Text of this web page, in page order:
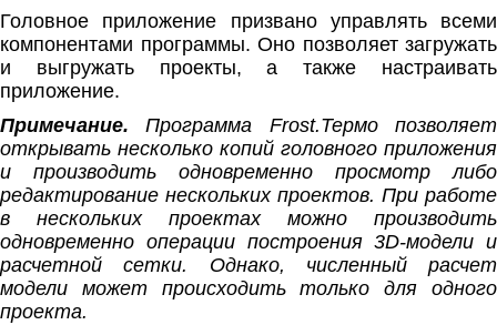
Головное приложение призвано управлять всеми
компонентами программы. Оно позволяет загружать
и выгружать проекты, а также настраивать
приложение.
Примечание. Программа Frost.Термо позволяет
открывать несколько копий головного приложения
и производить одновременно просмотр либо
редактирование нескольких проектов. При работе
в нескольких проектах можно производить
одновременно операции построения 3D-модели и
расчетной сетки. Однако, численный расчет
модели может происходить только для одного
проекта.